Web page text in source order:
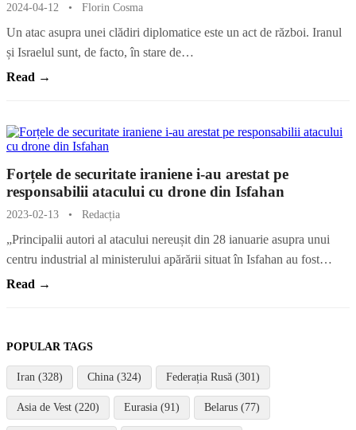
2024-04-12 • Florin Cosma
Un atac asupra unei clădiri diplomatice este un act de război. Iranul
și Israelul sunt, de facto, în stare de…
Read →
Forțele de securitate iraniene i-au arestat pe
responsabilii atacului cu drone din Isfahan
2023-02-13 • Redacția
„Principalii autori al atacului nereușit din 28 ianuarie asupra unui
centru industrial al ministerului apărării situat în Isfahan au fost…
Read →
POPULAR TAGS
Iran (328) China (324) Federația Rusă (301)
Asia de Vest (220) Eurasia (91) Belarus (77)